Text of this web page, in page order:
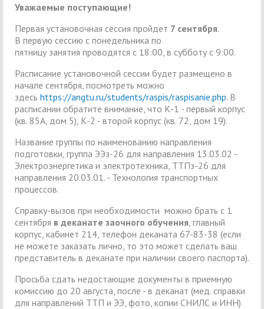
Уважаемые поступающие!
Первая установочная сессия пройдет 7 сентября.
В первую сессию с понедельника по
пятницу занятия проводятся с 18:00, в субботу с 9:00.
Расписание установочной сессии будет размещено в
начале сентября, посмотреть можно
здесь https://angtu.ru/students/raspis/raspisanie.php. В
расписании обратите внимание, что К-1 - первый корпус
(кв. 85А, дом 5), К-2 - второй корпус (кв. 72, дом 19).
Название группы по наименованию направления
подготовки, группа ЭЭз-26 для направления 13.03.02 -
Электроэнергетика и электротехника, ТТПз-26 для
направления 20.03.01. - Технология транспортных
процессов.
Справку-вызов при необходимости можно брать с 1
сентября в деканате заочного обучения, главный
корпус, кабинет 214, телефон деканата 67-83-38 (если
не можете заказать лично, то это может сделать ваш
представитель в деканате при наличии своего паспорта).
Просьба сдать недостающие документы в приемную
комиссию до 20 августа, после - в деканат (мед. справки
для направлений ТТП и ЭЭ, фото, копии СНИЛС и ИНН)